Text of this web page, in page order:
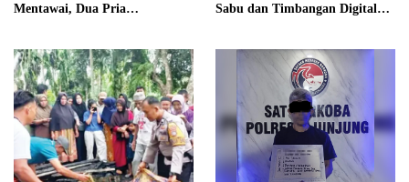
Mentawai, Dua Pria
Sabu dan Timbangan Digital